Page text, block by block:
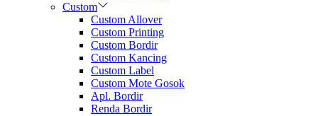
Custom
Custom Allover
Custom Printing
Custom Bordir
Custom Kancing
Custom Label
Custom Mote Gosok
Apl. Bordir
Renda Bordir